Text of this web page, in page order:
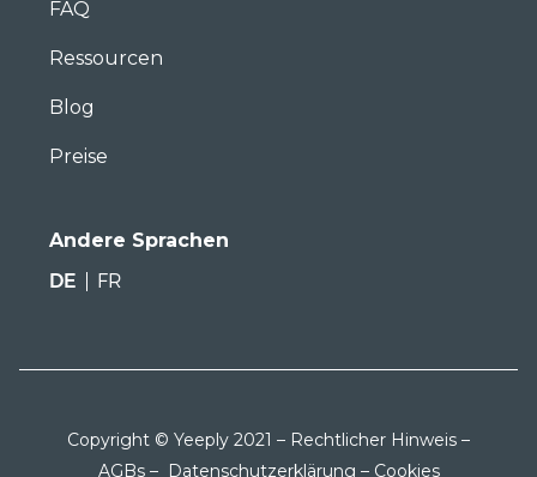
FAQ
Ressourcen
Blog
Preise
Andere Sprachen
DE
FR
Copyright © Yeeply 2021 – Rechtlicher Hinweis –
AGBs– Datenschutzerklärung – Cookies